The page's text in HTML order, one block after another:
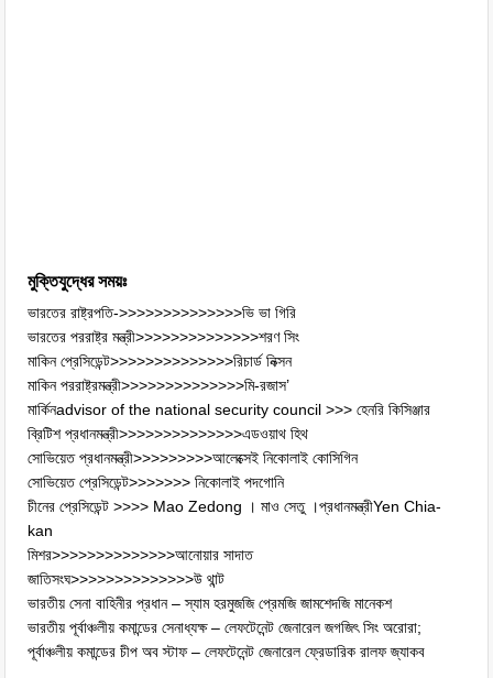
মুক্তিযুদ্ধের সময়ঃ
ভারতের রাষ্ট্রপতি->>>>>>>>>>>>>>ভি ভা গিরি
ভারতের পররাষ্ট্র মন্ত্রী>>>>>>>>>>>>>>শরণ সিং
মাকিন প্রেসিডেন্ট>>>>>>>>>>>>>>রিচার্ড নিক্সন
মাকিন পররাষ্ট্রমন্ত্রী>>>>>>>>>>>>>>মি-রজাস’
মার্কিনadvisor of the national security council >>> হেনরি কিসিঞ্জার
ব্রিটিশ প্রধানমন্ত্রী>>>>>>>>>>>>>>এডওয়াথ হিথ
সোভিয়েত প্রধানমন্ত্রী>>>>>>>>>আলেক্সেই নিকোলাই কোসিগিন
সোভিয়েত প্রেসিডেন্ট>>>>>>> নিকোলাই পদগোনি
চীনের প্রেসিডেন্ট >>>> Mao Zedong । মাও সেতু ।প্রধানমন্ত্রীYen Chia-
kan
মিশর>>>>>>>>>>>>>>আনোয়ার সাদাত
জাতিসংঘ>>>>>>>>>>>>>>উ থান্ট
ভারতীয় সেনা বাহিনীর প্রধান – স্যাম হরমুজজি প্রেমজি জামশেদজি মানেকশ
ভারতীয় পূর্বাঞ্চলীয় কমান্ডের সেনাধ্যক্ষ – লেফটেনেন্ট জেনারেল জগজিৎ সিং অরোরা;
পূর্বাঞ্চলীয় কমান্ডের চীপ অব স্টাফ – লেফটেনেন্ট জেনারেল ফ্রেডারিক রালফ জ্যাকব